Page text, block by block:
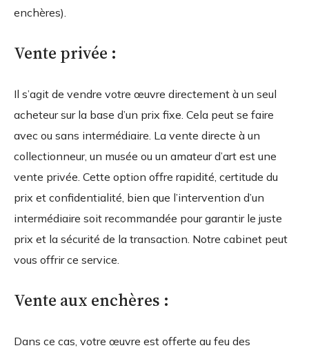
enchères).
Vente privée :
Il s’agit de vendre votre œuvre directement à un seul
acheteur sur la base d’un prix fixe. Cela peut se faire
avec ou sans intermédiaire. La vente directe à un
collectionneur, un musée ou un amateur d’art est une
vente privée. Cette option offre rapidité, certitude du
prix et confidentialité, bien que l’intervention d’un
intermédiaire soit recommandée pour garantir le juste
prix et la sécurité de la transaction. Notre cabinet peut
vous offrir ce service.
Vente aux enchères :
Dans ce cas, votre œuvre est offerte au feu des